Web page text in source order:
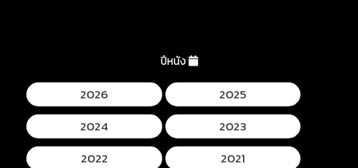
ปีหนัง
2026
2025
2024
2023
2022
2021